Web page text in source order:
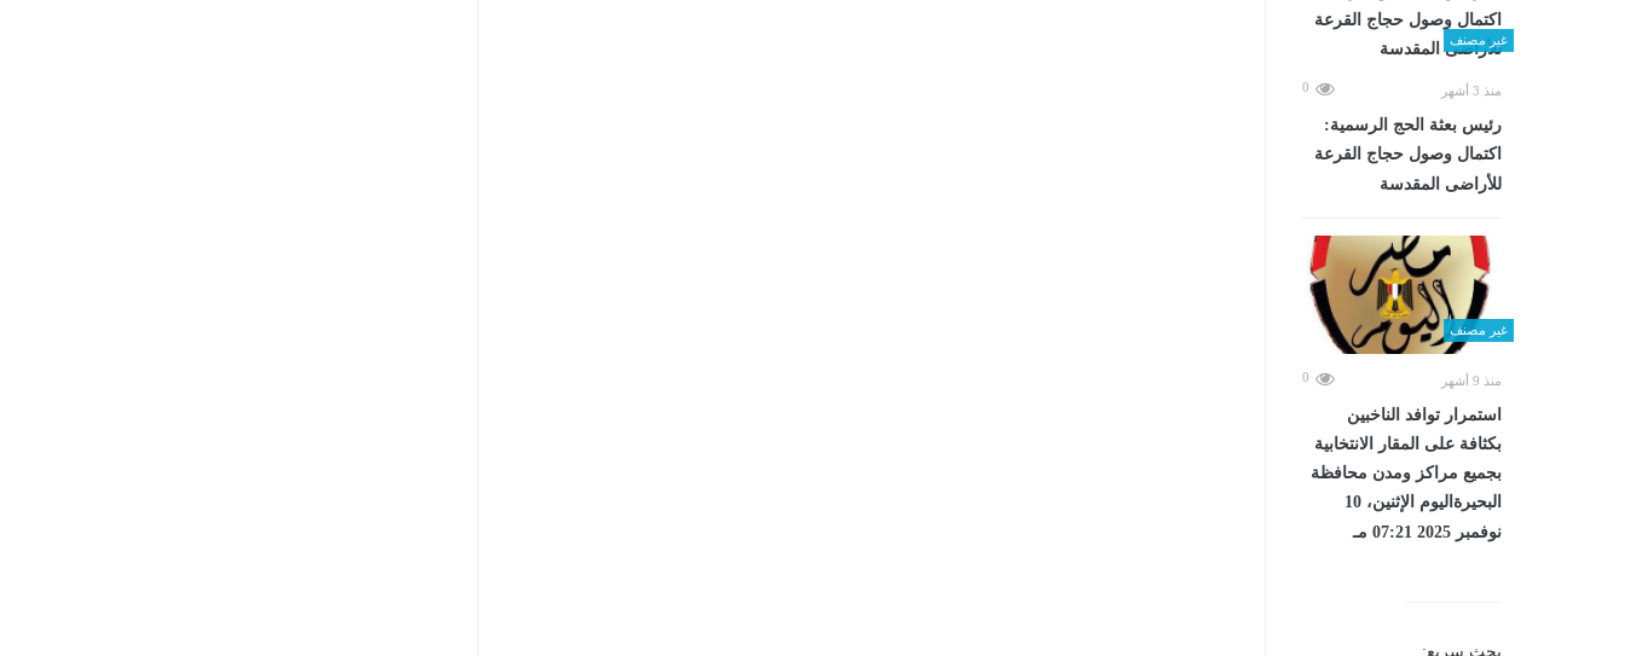
غير مصنف
منذ 3 أشهر 0
رئيس بعثة الحج الرسمية:
اكتمال وصول حجاج القرعة
للأراضى المقدسة
غير مصنف
منذ 9 أشهر 0
استمرار توافد الناخبين
بكثافة على المقار الانتخابية
بجميع مراكز ومدن محافظة
البحيرةاليوم الإثنين، 10
نوفمبر 2025 07:21 مـ
بحث سريع: